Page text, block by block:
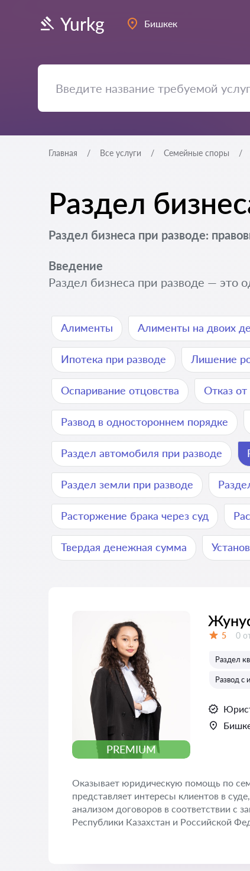
Yurkg Бишкек
Главная Все услуги Семейные споры
Раздел
Раздел бизнеса при разводе:
Введение
Раздел бизнеса при разводе — это
Алименты Алименты на двоих
Ипотека при разводе Лишение
Оспаривание отцовства Отказ
Развод в одностороннем порядке
Раздел автомобиля при разводе
Раздел земли при разводе
Расторжение брака через суд
Твердая денежная сумма
PREMIUM
5 0
Раздел
Развод с
Оказывает юридическую помощь по
представляет интересы клиентов в
анализом договоров в соответствии с
Республики Казахстан и Российской